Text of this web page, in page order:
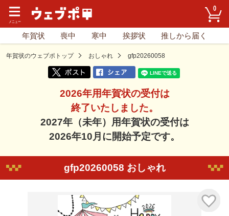
0
年賀状 喪中 寒中 挨拶状 推しから届く
年賀状のウェブポトップ おしゃれ gfp20260058
2026年用年賀状の受付は
終了いたしました。
2027年（未年）用年賀状の受付は
2026年10月に開始予定です。
gfp20260058 おしゃれ